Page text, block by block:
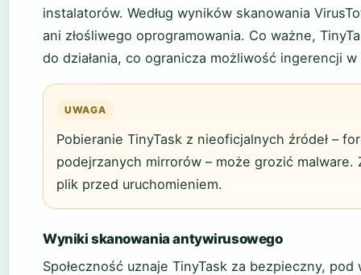
instalatorów. Według wyników skanowania
ani złośliwego oprogramowania. Co ważne,
do działania, co ogranicza możliwość ingerencji
UWAGA
Pobieranie TinyTask z nieoficjalnych źródeł –
podejrzanych mirrorów – może grozić malware.
plik przed uruchomieniem.
Wyniki skanowania antywirusowego
Społeczność uznaje TinyTask za bezpieczny,